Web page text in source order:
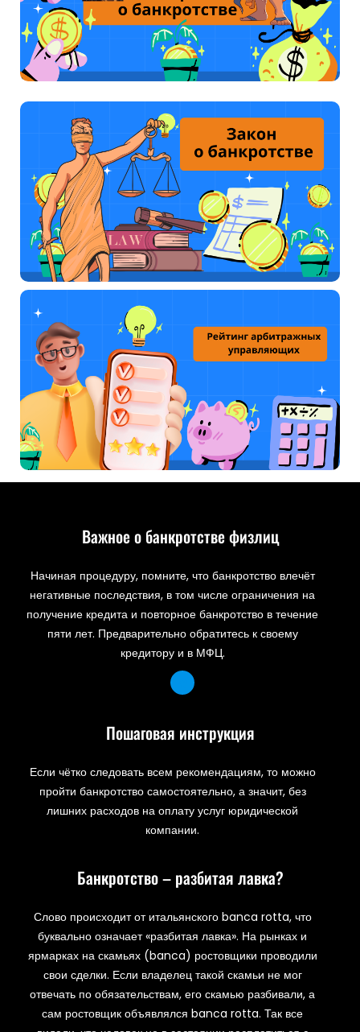
Важное о банкротстве физлиц
Начиная процедуру, помните, что банкротство влечёт
негативные последствия, в том числе ограничения на
получение кредита и повторное банкротство в течение
пяти лет. Предварительно обратитесь к своему
кредитору и в МФЦ.
Пошаговая инструкция
Если чётко следовать всем рекомендациям, то можно
пройти банкротство самостоятельно, а значит, без
лишних расходов на оплату услуг юридической
компании.
Банкротство – разбитая лавка?
Слово происходит от итальянского banca rotta, что
буквально означает «разбитая лавка». На рынках и
ярмарках на скамьях (banca) ростовщики проводили
свои сделки. Если владелец такой скамьи не мог
отвечать по обязательствам, его скамью разбивали, а
сам ростовщик объявлялся banca rotta. Так все